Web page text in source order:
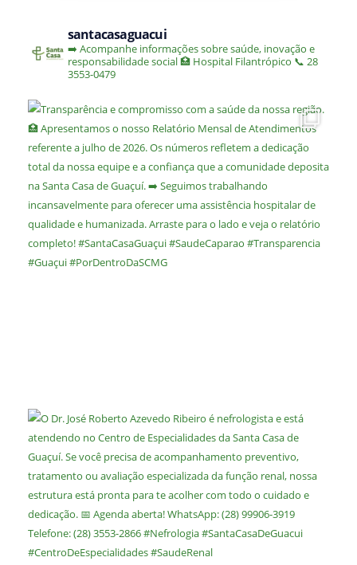
santacasaguacui
➡️ Acompanhe informações sobre saúde, inovação e
responsabilidade social🏥 Hospital Filantrópico 📞 28
3553-0479